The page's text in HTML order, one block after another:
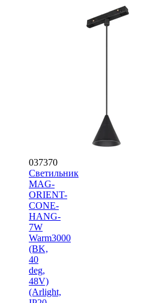
037370
Светильник
MAG-
ORIENT-
CONE-
HANG-
7W
Warm3000
(BK,
40
deg,
48V)
(Arlight,